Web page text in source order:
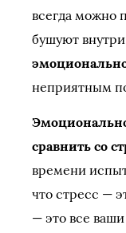
всегда можно
бушуют
неприятным
сравнить со
времени
что стресс —
— это все